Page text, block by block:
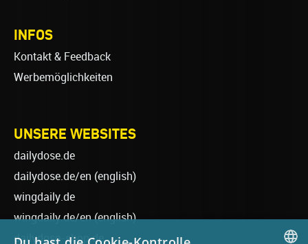
INFOS
Kontakt & Feedback
Werbemöglichkeiten
UNSERE WEBSITES
dailydose.de
dailydose.de/en (english)
wingdaily.de
wingdaily.de/en(english)
dailydose-shop.de